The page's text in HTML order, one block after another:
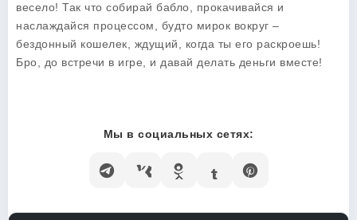
весело! Так что собирай бабло, прокачивайся и
наслаждайся процессом, будто мирок вокруг –
бездонный кошелек, ждущий, когда ты его раскроешь!
Бро, до встречи в игре, и давай делать деньги вместе!
Мы в социальных сетях: